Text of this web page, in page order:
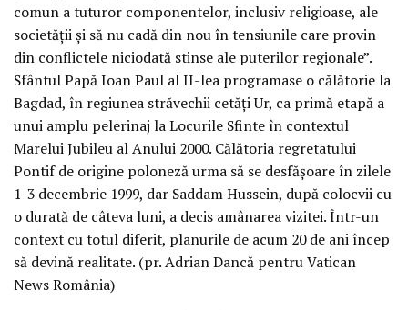
comun a tuturor componentelor, inclusiv religioase, ale
societății și să nu cadă din nou în tensiunile care provin
din conflictele niciodată stinse ale puterilor regionale”.
Sfântul Papă Ioan Paul al II-lea programase o călătorie la
Bagdad, în regiunea străvechii cetăți Ur, ca primă etapă a
unui amplu pelerinaj la Locurile Sfinte în contextul
Marelui Jubileu al Anului 2000. Călătoria regretatului
Pontif de origine poloneză urma să se desfășoare în zilele
1-3 decembrie 1999, dar Saddam Hussein, după colocvii cu
o durată de câteva luni, a decis amânarea vizitei. Într-un
context cu totul diferit, planurile de acum 20 de ani încep
să devină realitate. (pr. Adrian Dancă pentru Vatican
News România)